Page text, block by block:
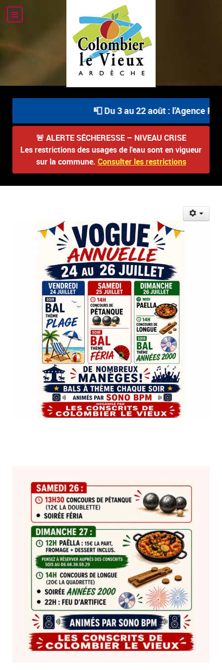
📮 Du 3 au 22 août : l'Agence
🚨 ALERTE SÉCHERESSE – NIVEAU CRISE
Les restrictions des usages de l'eau sont en vigueur
sur la commune. Consulter les restrictions